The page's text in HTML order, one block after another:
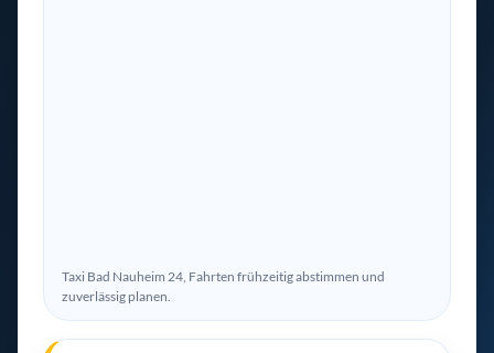
Taxi Bad Nauheim 24, Fahrten frühzeitig abstimmen und
zuverlässig planen.